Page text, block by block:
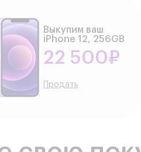
Выкупим ваш
iPhone 12, 256GB
22 500₽
Продать